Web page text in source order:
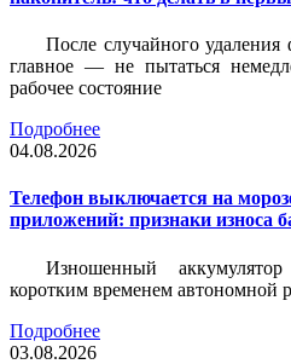
После случайного
главное — не пытаться
рабочее состояние
Подробнее
04.08.2026
Телефон выключается на
приложений: признаки износа
Изношенный
коротким временем автономной
Подробнее
03.08.2026